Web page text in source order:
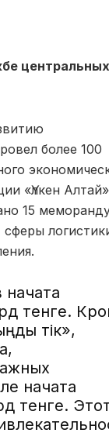
центральных
более 100
«Үлкен
15
тенге.
тік»,
начата
тенге.